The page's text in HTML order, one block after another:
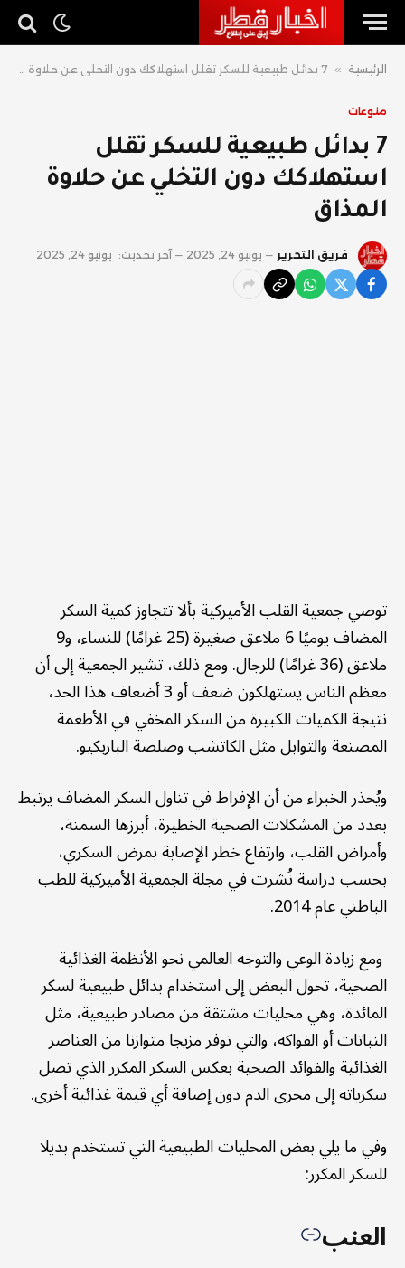
الرئيسية » 7 بدائل طبيعية للسكر تقلل استهلاكك دون التخلي عن حلاوة المذاق
منوعات
7 بدائل طبيعية للسكر تقلل
استهلاكك دون التخلي عن حلاوة
المذاق
فريق التحرير يونيو 24, 2025 آخر تحديث: يونيو 24, 2025
توصي جمعية القلب الأميركية بألا تتجاوز كمية السكر
المضاف يوميًا 6 ملاعق صغيرة (25 غرامًا) للنساء، و9
ملاعق (36 غرامًا) للرجال. ومع ذلك، تشير الجمعية إلى أن
معظم الناس يستهلكون ضعف أو 3 أضعاف هذا الحد،
نتيجة الكميات الكبيرة من السكر المخفي في الأطعمة
المصنعة والتوابل مثل الكاتشب وصلصة الباربكيو.
ويُحذر الخبراء من أن الإفراط في تناول السكر المضاف يرتبط
بعدد من المشكلات الصحية الخطيرة، أبرزها السمنة،
وأمراض القلب، وارتفاع خطر الإصابة بمرض السكري،
بحسب دراسة نُشرت في مجلة الجمعية الأميركية للطب
الباطني عام 2014.
ومع زيادة الوعي والتوجه العالمي نحو الأنظمة الغذائية
الصحية، تحول البعض إلى استخدام بدائل طبيعية لسكر
المائدة، وهي محليات مشتقة من مصادر طبيعية، مثل
النباتات أو الفواكه، والتي توفر مزيجا متوازنا من العناصر
الغذائية والفوائد الصحية بعكس السكر المكرر الذي تصل
سكرياته إلى مجرى الدم دون إضافة أي قيمة غذائية أخرى.
وفي ما يلي بعض المحليات الطبيعية التي تستخدم بديلا
للسكر المكرر:
العنب